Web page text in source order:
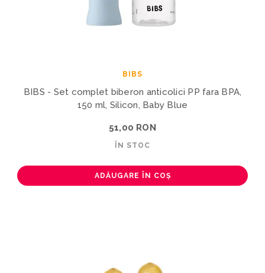
BIBS
BIBS - Set complet biberon anticolici PP fara BPA,
150 ml, Silicon, Baby Blue
51,00 RON
ÎN STOC
ADĂUGARE ÎN COȘ